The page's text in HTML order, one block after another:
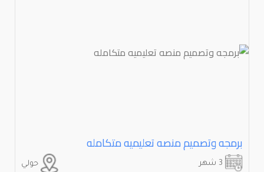
برمجه وتصميم منصه تعليميه متكامله
حولي